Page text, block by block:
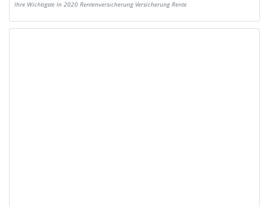
Ihre Wichtigste In 2020 Rentenversicherung Versicherung Rente